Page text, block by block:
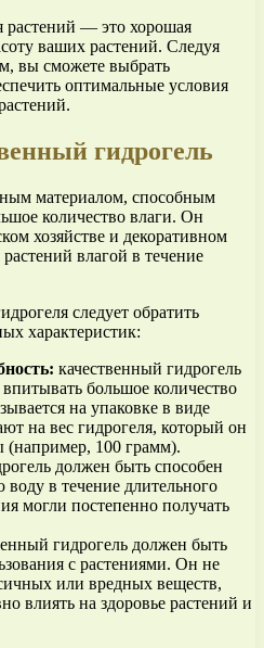
растений — это хорошая
ваших растений. Следуя
вы сможете выбрать
оптимальные условия
гидрогель
материалом, способным
количество влаги. Он
хозяйстве и декоративном
влагой в течение
следует обратить
характеристик:
качественный гидрогель
большое количество
на упаковке в виде
на вес гидрогеля, который он
(например, 100 грамм).
должен быть способен
в течение длительного
могли постепенно получать
гидрогель должен быть
с растениями. Он не
или вредных веществ,
влиять на здоровье растений и